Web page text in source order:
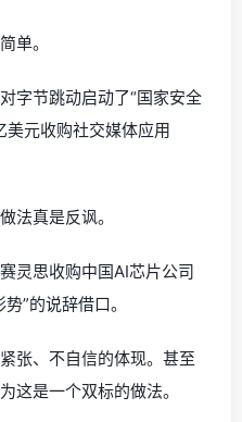
单。
字节跳动启动了“国家安全
美元收购社交媒体应用
法真是反讽。
灵思收购中国AI芯片公司
”的说辞借口。
张、不自信的体现。甚至
这是一个双标的做法。